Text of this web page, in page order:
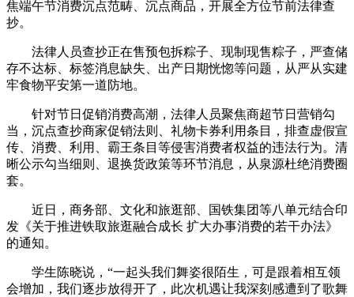
焦端午节消费沉点范畴、沉点商品，开展全方位节前法律查
抄。
法律人员查抄正在售预包拆粽子、现制现售粽子，严查储
存不达标、标签消息缺失、出产日期恍惚等问题，从严从实建
牢食物平安第一道防地。
针对节日促销消费高潮，法律人员聚焦商超节日营销勾
当，沉点查抄商家促销法则、礼物卡券利用条目，排查虚假宣
传、消费、利用、霸王条目等侵害消费者权益的违法行为。清
晰公示勾当细则、退换货政策等环节消息，从泉源杜绝消费圈
套。
近日，商务部、文化和旅逛部、国铁集团等八单元结合印
发《关于推进铁取旅逛融合成长 扩大办事消费的若干办法》
的通知。
学生陈晓说，“一起头我们舞姿很陌生，可是跟着相互领
会增加，我们逐步放得开了，此次机遇让我深刻感遭到了歌舞